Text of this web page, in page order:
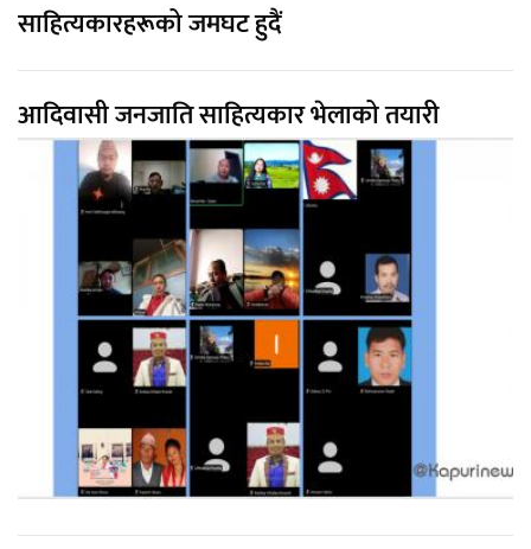
साहित्यकारहरूको जमघट हुदैं
आदिवासी जनजाति साहित्यकार भेलाको तयारी